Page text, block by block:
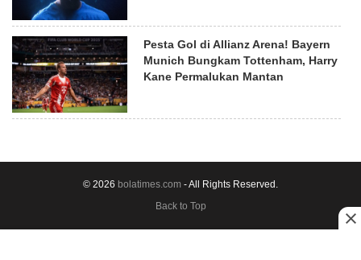
Pesta Gol di Allianz Arena! Bayern
Munich Bungkam Tottenham, Harry
Kane Permalukan Mantan
© 2026 bolatimes.com - All Rights Reserved.
Back to Top